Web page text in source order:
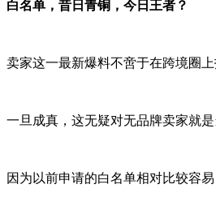
白名单，昔日青铜，今日王者？
卖家这一最新爆料不啻于在跨境圈上
一旦成真，这无疑对无品牌卖家就是
因为以前申请的白名单相对比较容